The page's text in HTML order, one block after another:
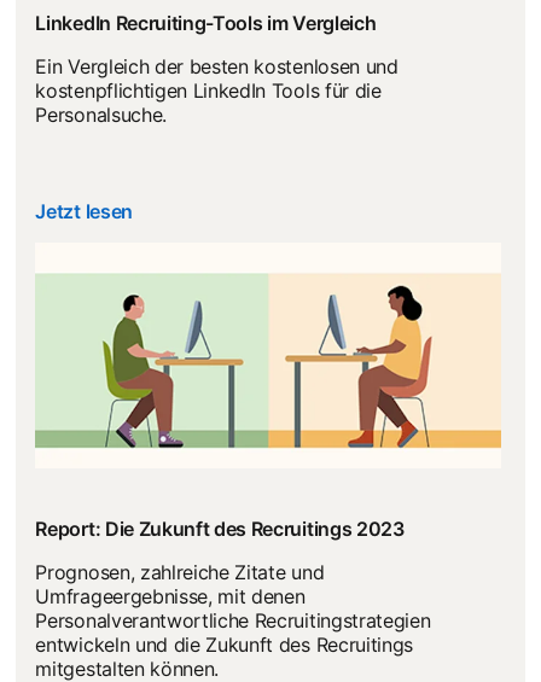
LinkedIn Recruiting-Tools im Vergleich
Ein Vergleich der besten kostenlosen und
kostenpflichtigen LinkedIn Tools für die
Personalsuche.
Jetzt lesen
Report: Die Zukunft des Recruitings 2023
Prognosen, zahlreiche Zitate und
Umfrageergebnisse, mit denen
Personalverantwortliche Recruitingstrategien
entwickeln und die Zukunft des Recruitings
mitgestalten können.